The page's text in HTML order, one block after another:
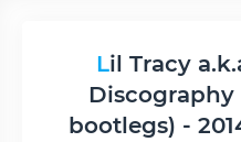
Lil Tracy a.k.a. Yung Bruh -
Discography
bootlegs) -